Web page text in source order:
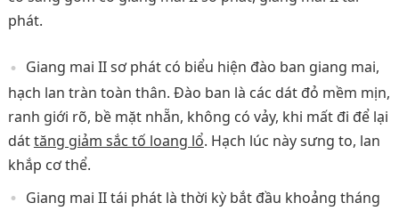
phát.
Giang mai II sơ phát có biểu hiện đào ban giang mai,
hạch lan tràn toàn thân. Đào ban là các dát đỏ mềm mịn,
ranh giới rõ, bề mặt nhẵn, không có vảy, khi mất đi để lại
dáttăng giảm sắc tố loang lổ. Hạch lúc này sưng to, lan
khắp cơ thể.
Giang mai II tái phát là thời kỳ bắt đầu khoảng tháng